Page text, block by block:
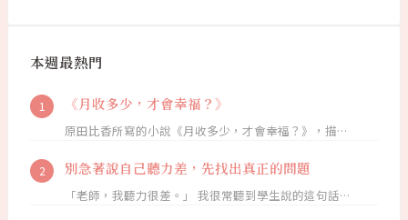
本週最熱門
《月收多少，才會幸福？》
原田比香所寫的小說《月收多少，才會幸福？》，描…
別急著說自己聽力差，先找出真正的問題
「老師，我聽力很差。」 我很常聽到學生說的這句話…